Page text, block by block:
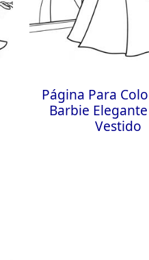
Página Para
Barbie
Vestido